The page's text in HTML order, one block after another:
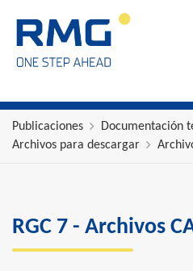
Publicaciones
Documentación
Archivos para descargar
RGC 7 - Archivos